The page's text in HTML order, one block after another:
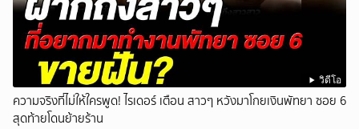
วิดีโอ
ความจริงที่ไม่ให้ใครพูด! ไรเดอร์ เตือน สาวๆ หวังมาโกยเงินพัทยา ซอย 6
สุดท้ายโดนย้ายร้าน